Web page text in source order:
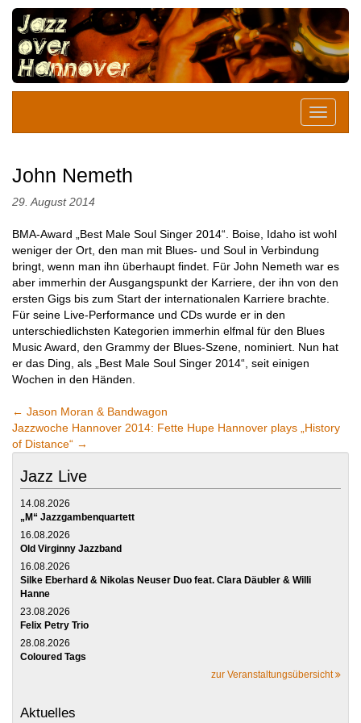
John Nemeth
29. August 2014
BMA-Award „Best Male Soul Singer 2014“. Boise, Idaho ist wohl
weniger der Ort, den man mit Blues- und Soul in Verbindung
bringt, wenn man ihn überhaupt findet. Für John Nemeth war es
aber immerhin der Ausgangspunkt der Karriere, der ihn von den
ersten Gigs bis zum Start der internationalen Karriere brachte.
Für seine Live-Performance und CDs wurde er in den
unterschiedlichsten Kategorien immerhin elfmal für den Blues
Music Award, den Grammy der Blues-Szene, nominiert. Nun hat
er das Ding, als „Best Male Soul Singer 2014“, seit einigen
Wochen in den Händen.
← Jason Moran & Bandwagon
Jazzwoche Hannover 2014: Fette Hupe Hannover plays „History
of Distance“ →
Jazz Live
14.08.2026
„M“ Jazzgambenquartett
16.08.2026
Old Virginny Jazzband
16.08.2026
Silke Eberhard & Nikolas Neuser Duo feat. Clara Däubler & Willi
Hanne
23.08.2026
Felix Petry Trio
28.08.2026
Coloured Tags
zur Veranstaltungsübersicht
Aktuelles